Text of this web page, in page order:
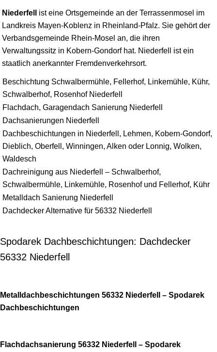
Niederfell
ist eine Ortsgemeinde an der Terrassenmosel im
Landkreis Mayen-Koblenz in Rheinland-Pfalz. Sie gehört der
Verbandsgemeinde Rhein-Mosel an, die ihren
Verwaltungssitz in Kobern-Gondorf hat. Niederfell ist ein
staatlich anerkannter Fremdenverkehrsort.
Beschichtung Schwalbermühle, Fellerhof, Linkemühle, Kühr,
Schwalberhof, Rosenhof Niederfell
Flachdach, Garagendach Sanierung Niederfell
Dachsanierungen Niederfell
Dachbeschichtungen in Niederfell, Lehmen, Kobern-Gondorf,
Dieblich, Oberfell, Winningen, Alken oder Lonnig, Wolken,
Waldesch
Dachreinigung aus Niederfell – Schwalberhof,
Schwalbermühle, Linkemühle, Rosenhof und Fellerhof, Kühr
Metalldach Sanierung Niederfell
Dachdecker Alternative für 56332 Niederfell
Spodarek Dachbeschichtungen: Dachdecker
56332 Niederfell
Metalldachbeschichtungen 56332 Niederfell – Spodarek
Dachbeschichtungen
Flachdachsanierung 56332 Niederfell – Spodarek